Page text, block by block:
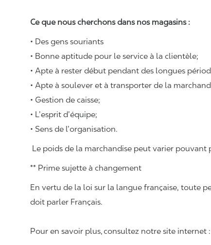
Ce que nous cherchons dans nos magasins :
• Des gens souriants
• Bonne aptitude pour le service à la clientèle;
• Apte à rester début pendant des longues
• Apte à soulever et à transporter de la
• Gestion de caisse;
• L’esprit d’équipe;
• Sens de l’organisation.
Le poids de la marchandise peut varier pouvant
** Prime sujette à changement
En vertu de la loi sur la langue française, toute
doit parler Français.
Pour en savoir plus, consultez notre site